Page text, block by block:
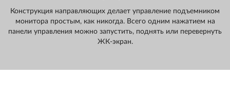
Конструкция направляющих делает управление подъемником
монитора простым, как никогда. Всего одним нажатием на
панели управления можно запустить, поднять или перевернуть
ЖК-экран.